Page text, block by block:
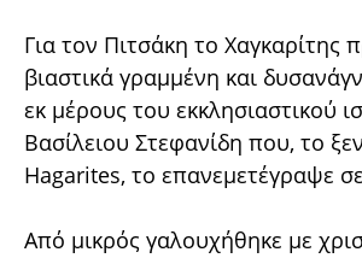
Για τον Πιτσάκη το Χαγκαρίτης
βιαστικά γραμμένη και
εκ μέρους του εκκλησιαστικού
Βασίλειου Στεφανίδη που, το
Hagarites, το επανεμετέγραψε
Από μικρός γαλουχήθηκε με